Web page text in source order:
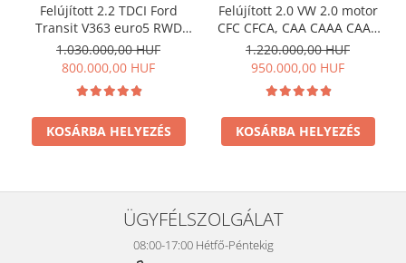
Felújított 2.2 TDCI Ford
Transit V363 euro5 RWD
motor , Vezérléssel együtt is
megvásárolható !
1.030.000,00 HUF
800.000,00 HUF
KOSÁRBA HELYEZÉS
Felújított 2.0 VW 2.0 motor
CFC CFCA, CAA CAAA CAAB
CAAC, CKT CKU CSH CNE
CSL, CKUB CKTC CSHA CNEA
CSLB CSLC CDCA
1.220.000,00 HUF
950.000,00 HUF
KOSÁRBA HELYEZÉS
ÜGYFÉLSZOLGÁLAT
08:00-17:00 Hétfő-Péntekig